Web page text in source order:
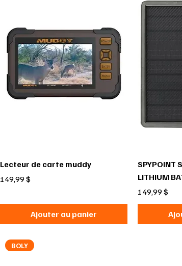
Lecteur de carte muddy
Prix
149,99 $
Ajouter au panier
SPYPOINT
LITHIUM
Prix
149,99 $
BOLY